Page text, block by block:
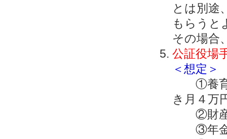
とは別途
もらうと
その場合
公証役場
＜想定＞
①養育
き月４万
②財産
③年金